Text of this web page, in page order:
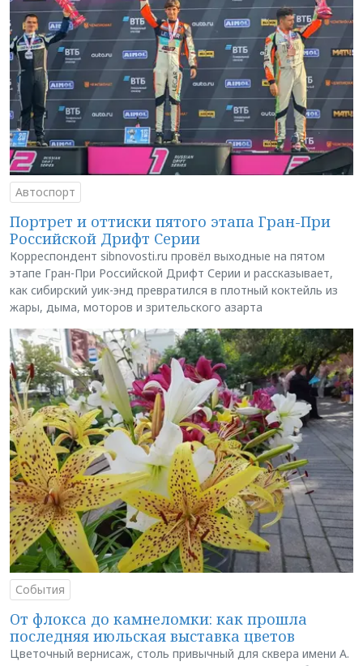
Автоспорт
Портрет и оттиски пятого этапа Гран-При
Российской Дрифт Серии
Корреспондент sibnovosti.ru провёл выходные на пятом
этапе Гран-При Российской Дрифт Серии и рассказывает,
как сибирский уик-энд превратился в плотный коктейль из
жары, дыма, моторов и зрительского азарта
События
От флокса до камнеломки: как прошла
последняя июльская выставка цветов
Цветочный вернисаж, столь привычный для сквера имени А.